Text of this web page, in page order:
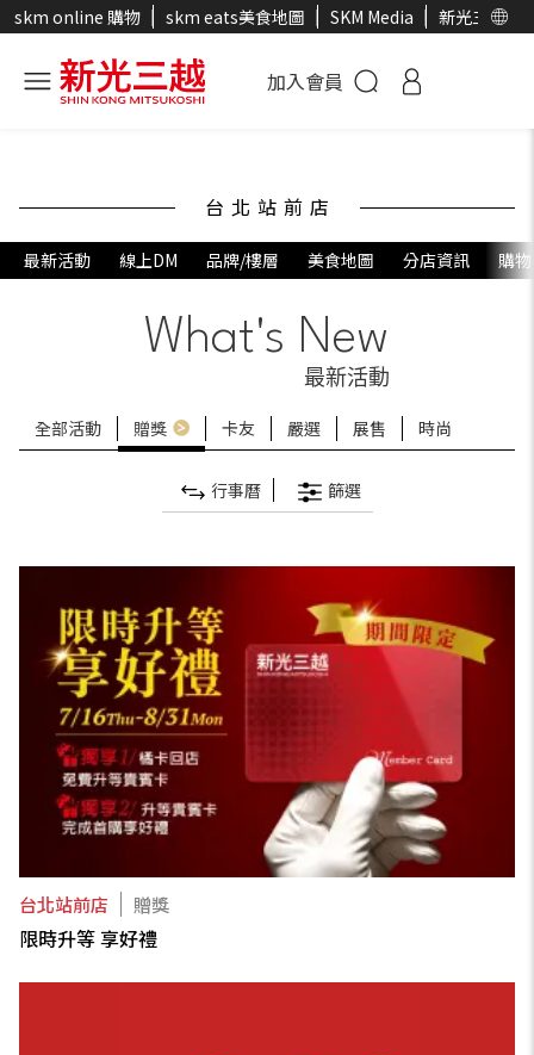
skm online 購物 skm eats美食地圖 SKM Media 新光三越官
加入會員
台北站前店
最新活動 線上DM 品牌/樓層 美食地圖 分店資訊 購
What's New
最新活動
全部活動 贈獎 卡友 嚴選 展售 時尚
行事曆 篩選
台北站前店 贈獎
限時升等 享好禮